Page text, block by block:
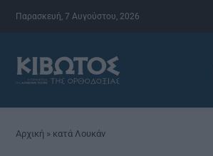
Παρασκευή, 7 Αυγούστου, 2026
Αρχική » κατά Λουκάν